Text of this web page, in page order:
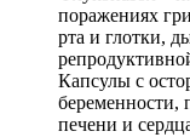
поражениях
рта и глотки,
Капсулы с
беременности,
печени и